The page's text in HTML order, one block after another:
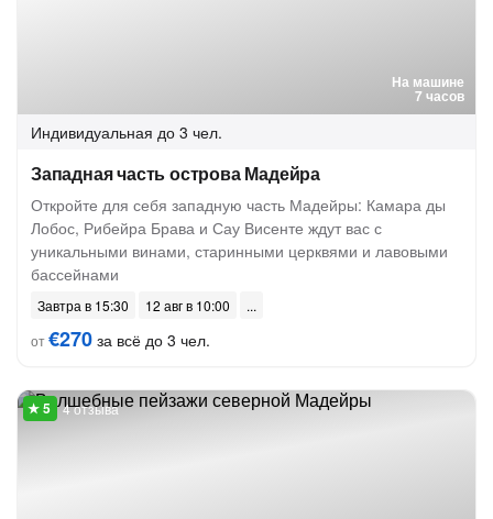
На машине
7 часов
Индивидуальная до 3 чел.
Западная часть острова Мадейра
Откройте для себя западную часть Мадейры: Камара ды
Лобос, Рибейра Брава и Сау Висенте ждут вас с
уникальными винами, старинными церквями и лавовыми
бассейнами
Завтра в 15:30
12 авг в 10:00
от€270 за всё до 3 чел.
4 отзыва